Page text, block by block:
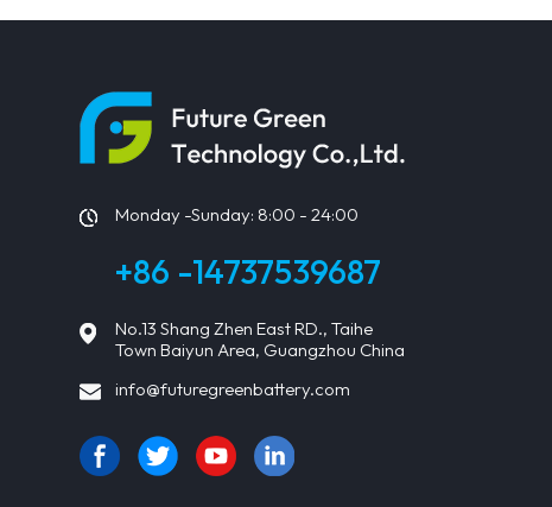
Monday -Sunday: 8:00 - 24:00
+86 -14737539687
No.13 Shang Zhen East RD., Taihe
Town Baiyun Area, Guangzhou China
info@futuregreenbattery.com